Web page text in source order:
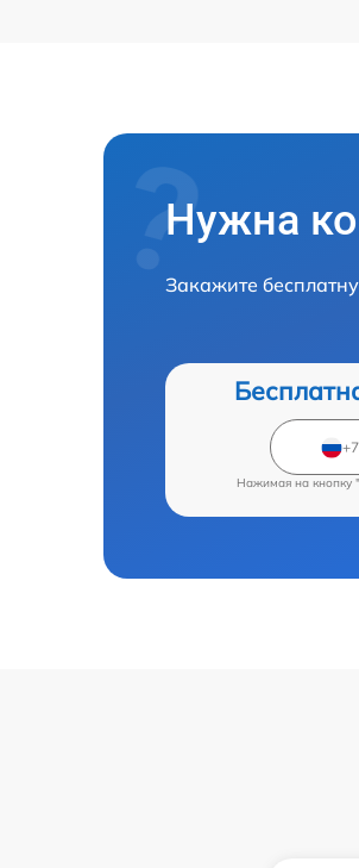
Нужна
Закажите
Нажимая на кнопку